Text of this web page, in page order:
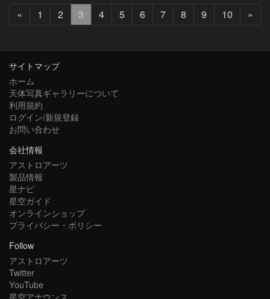
«
へ
1 2 3 4 5 6 7 8 9 10 »
へ
サイトマップ
ホーム
天体写真ギャラリーについて
利用規約
ログイン/新規登録
お問い合わせ
会社情報
アストロアーツ
製品情報
星ナビ
星空ガイド
オンラインショップ
プライバシー・ポリシー
Follow
アストロアーツ
Twitter
YouTube
星空アナウンス